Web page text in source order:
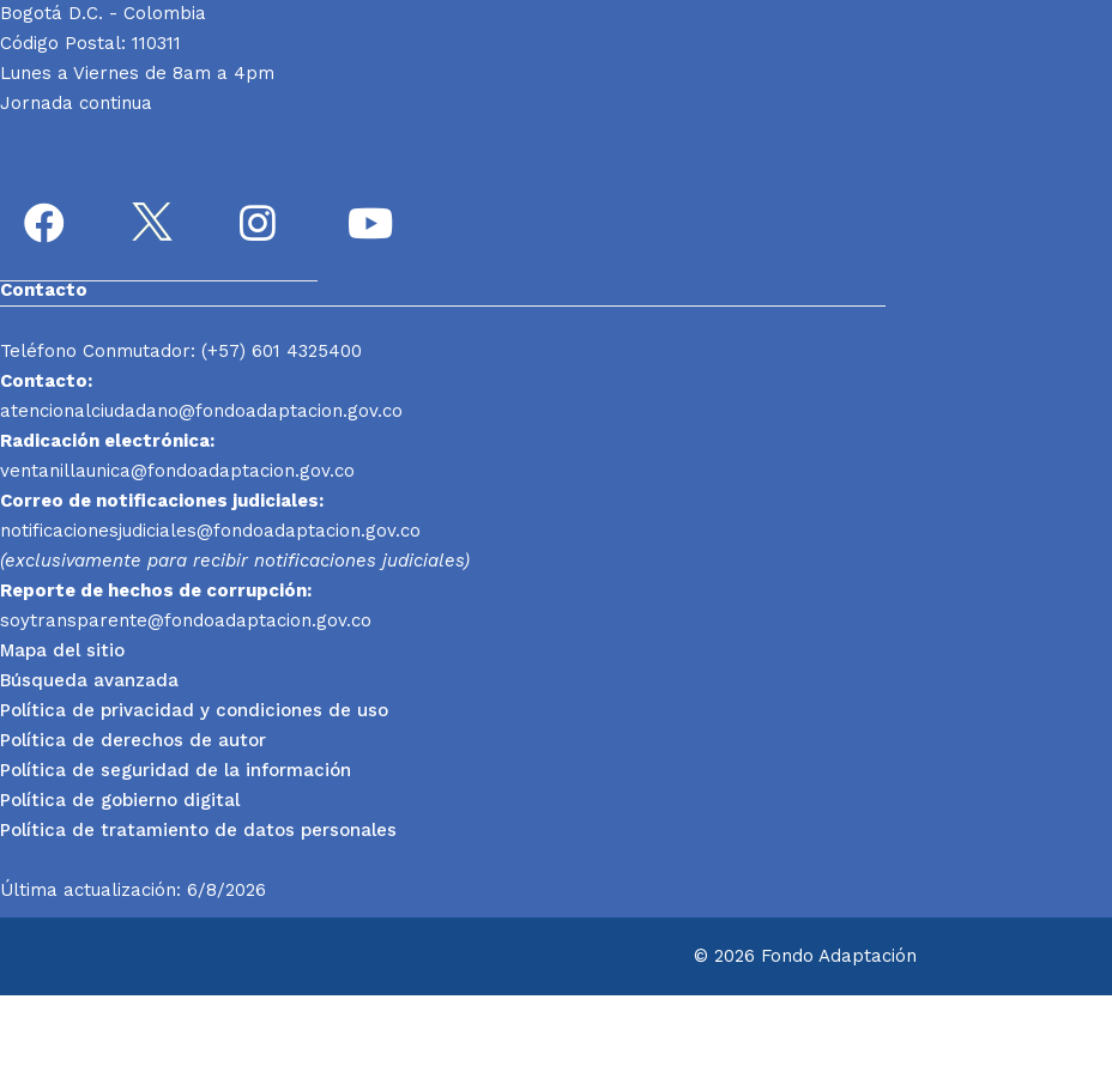
Bogotá D.C. - Colombia
Código Postal: 110311
Lunes a Viernes de 8am a 4pm
Jornada continua
Contacto
Teléfono Conmutador: (+57) 601 4325400
Contacto:
atencionalciudadano@fondoadaptacion.gov.co
Radicación electrónica:
ventanillaunica@fondoadaptacion.gov.co
Correo de notificaciones judiciales:
notificacionesjudiciales@fondoadaptacion.gov.co
(exclusivamente para recibir notificaciones judiciales)
Reporte de hechos de corrupción:
soytransparente@fondoadaptacion.gov.co
Mapa del sitio
Búsqueda avanzada
Política de privacidad y condiciones de uso
Política de derechos de autor
Política de seguridad de la información
Política de gobierno digital
Política de tratamiento de datos personales
Última actualización: 6/8/2026
© 2026 Fondo Adaptación